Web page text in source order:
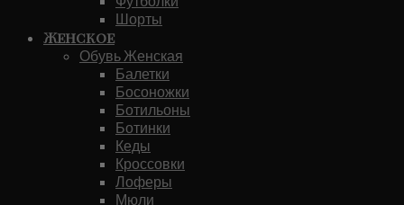
Шорты
Женское
Обувь Женская
Балетки
Босоножки
Ботильоны
Ботинки
Кеды
Кроссовки
Лоферы
Мюли